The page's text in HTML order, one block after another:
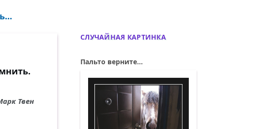
Твен
СЛУЧАЙНАЯ КАРТИНКА
Пальто верните...